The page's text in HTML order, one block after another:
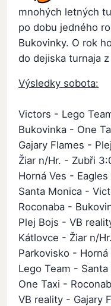
mnohých letných
po dobu jedného
Bukovinky. O rok
do dejiska turnaja
Výsledky sobota:
Victors - Lego
Bukovinka - One
Gajary Flames -
Žiar n/Hr. - Zubři
Horná Ves - Eagles
Santa Monica -
Roconaba -
Plej Bojs - VB
Kátlovce - Žiar n/
Parkovisko - Horná
Lego Team -
One Taxi -
VB reality - Gajary